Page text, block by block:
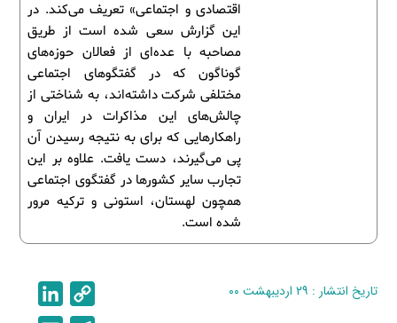
اقتصادی و اجتماعی» تعریف می‌کند. در
این گزارش سعی شده است از طریق
مصاحبه با عده‌ای از فعالان حوزه‌های
گوناگون که در گفتگوهای اجتماعی
مختلفی شرکت داشته‌اند، به شناختی از
چالش‌های این مذاکرات در ایران و
راهکارهایی که برای به نتیجه رسیدن آن
پی می‌گیرند، دست یافت. علاوه بر این
تجارب سایر کشورها در گفتگوی اجتماعی
همچون لهستان، استونی و ترکیه مرور
شده است.
تاریخ انتشار : ۲۹ اردیبهشت ۰۰
o
i